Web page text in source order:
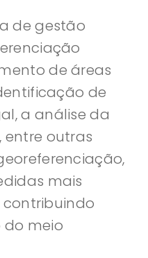
de gestão
de áreas
de
a análise da
outras
mais
contribuindo
meio